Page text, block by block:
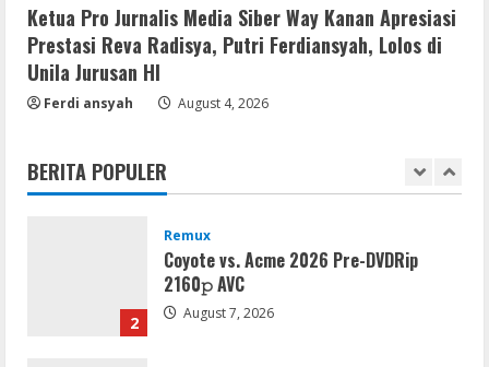
Ketua Pro Jurnalis Media Siber Way Kanan Apresiasi
Prestasi Reva Radisya, Putri Ferdiansyah, Lolos di
Unila Jurusan HI
Ferdi ansyah August 4, 2026
BERITA POPULER
5 August 6, 2026
1
Serialers
FL Studio Portable + License Key
2
Remux
Coyote vs. Acme 2026 Pre-DVDRip
2160𝚙 AVC
August 7, 2026